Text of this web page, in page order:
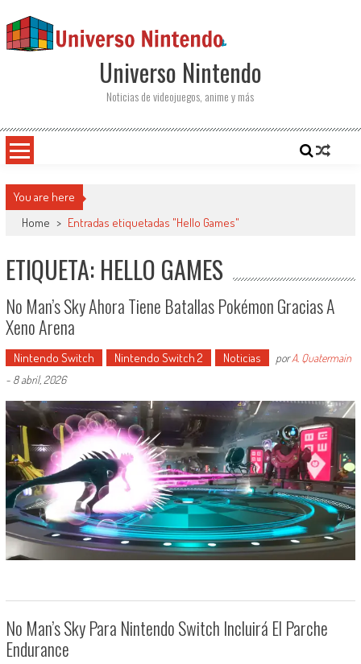
Universo Nintendo
Noticias de videojuegos, anime y más
You are here
Home > Entradas etiquetadas "Hello Games"
ETIQUETA: HELLO GAMES
No Man’s Sky Ahora Tiene Batallas Pokémon Gracias A
Xeno Arena
Nintendo Switch Nintendo Switch 2 Noticias porA. Quatermain
- 8 abril, 2026
No Man’s Sky Para Nintendo Switch Incluirá El Parche
Endurance